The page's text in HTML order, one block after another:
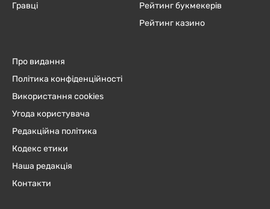
Гравці
Рейтинг букмекерів
Рейтинг казино
Про видання
Політика конфіденційності
Використання cookies
Угода користувача
Редакційна політика
Кодекс етики
Наша редакція
Контакти